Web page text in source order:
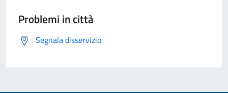
Problemi in città
Segnala disservizio